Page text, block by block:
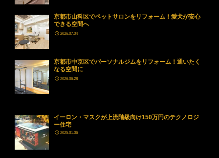
京都市山科区でペットサロンをリフォーム！愛犬が安心
できる空間へ
2026.07.04
京都市中京区でパーソナルジムをリフォーム！通いたく
なる空間に
2026.06.28
イーロン・マスクが上流階級向け150万円のテクノロジ
ー住宅
2025.01.06